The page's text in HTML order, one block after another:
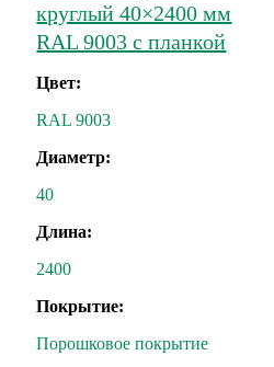
круглый 40×2400 мм
RAL 9003 с планкой
Цвет:
RAL 9003
Диаметр:
40
Длина:
2400
Покрытие:
Порошковое покрытие